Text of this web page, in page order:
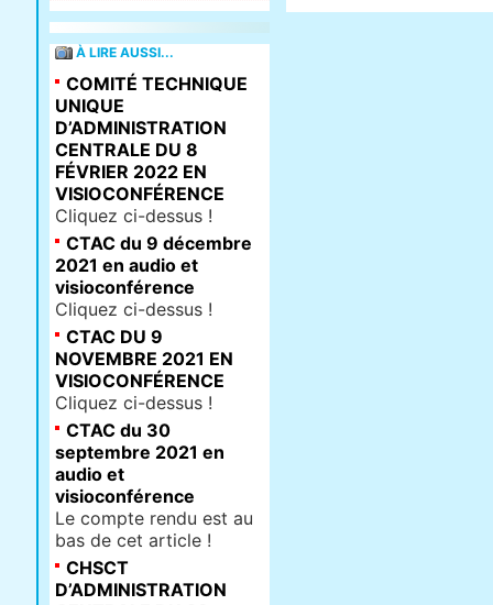
À LIRE AUSSI...
COMITÉ TECHNIQUE
UNIQUE
D’ADMINISTRATION
CENTRALE DU 8
FÉVRIER 2022 EN
VISIOCONFÉRENCE
Cliquez ci-dessus !
CTAC du 9 décembre
2021 en audio et
visioconférence
Cliquez ci-dessus !
CTAC DU 9
NOVEMBRE 2021 EN
VISIOCONFÉRENCE
Cliquez ci-dessus !
CTAC du 30
septembre 2021 en
audio et
visioconférence
Le compte rendu est au
bas de cet article !
CHSCT
D’ADMINISTRATION